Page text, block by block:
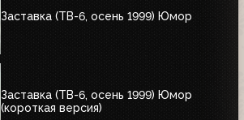
Заставка (ТВ-6, осень 1999) Юмор
Заставка (ТВ-6, осень 1999) Юмор
(короткая версия)